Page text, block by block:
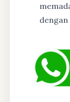
dengan